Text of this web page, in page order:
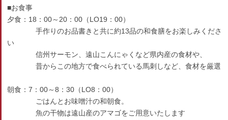
■お食事
夕食：18：00～20：00（LO19：00）
手作りのお品書きと共に約13品の和食膳をお楽しみくださ
い
信州サーモン、遠山こんにゃくなど県内産の食材や、
昔からこの地方で食べられている馬刺しなど、食材を厳選
朝食：7：00～8：30（LO8：00）
ごはんとお味噌汁の和朝食。
魚の干物は遠山産のアマゴをご用意いたします